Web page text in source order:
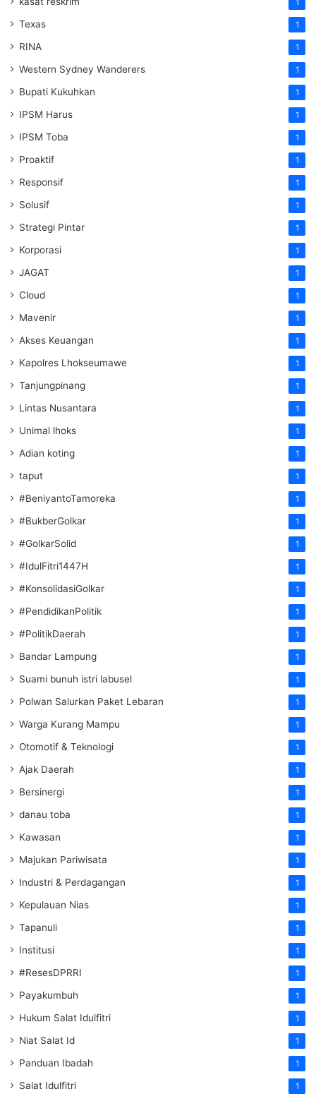
1
Texas 1
RINA 1
Western Sydney Wanderers 1
Bupati Kukuhkan 1
IPSM Harus 1
IPSM Toba 1
Proaktif 1
Responsif 1
Solusif 1
Strategi Pintar 1
Korporasi 1
JAGAT 1
Cloud 1
Mavenir 1
Akses Keuangan 1
Kapolres Lhokseumawe 1
Tanjungpinang 1
Lintas Nusantara 1
Unimal lhoks 1
Adian koting 1
taput 1
#BeniyantoTamoreka 1
#BukberGolkar 1
#GolkarSolid 1
#IdulFitri1447H 1
#KonsolidasiGolkar 1
#PendidikanPolitik 1
#PolitikDaerah 1
Bandar Lampung 1
Suami bunuh istri labusel 1
Polwan Salurkan Paket Lebaran 1
Warga Kurang Mampu 1
Otomotif & Teknologi 1
Ajak Daerah 1
Bersinergi 1
danau toba 1
Kawasan 1
Majukan Pariwisata 1
Industri & Perdagangan 1
Kepulauan Nias 1
Tapanuli 1
Institusi 1
#ResesDPRRI 1
Payakumbuh 1
Hukum Salat Idulfitri 1
Niat Salat Id 1
Panduan Ibadah 1
Salat Idulfitri 1